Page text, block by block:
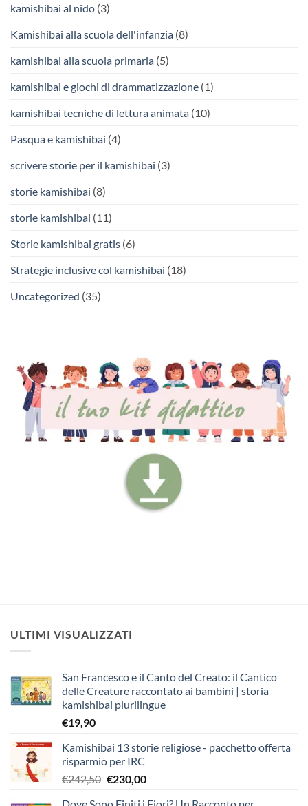
kamishibai al nido (3)
Kamishibai alla scuola dell'infanzia (8)
kamishibai alla scuola primaria (5)
kamishibai e giochi di drammatizzazione (1)
kamishibai tecniche di lettura animata (10)
Pasqua e kamishibai (4)
scrivere storie per il kamishibai (3)
storie kamishibai (8)
storie kamishibai (11)
Storie kamishibai gratis (6)
Strategie inclusive col kamishibai (18)
Uncategorized (35)
ULTIMI VISUALIZZATI
San Francesco e il Canto del Creato: il Cantico
delle Creature raccontato ai bambini | storia
kamishibai plurilingue
€19,90
Kamishibai 13 storie religiose - pacchetto offerta
risparmio per IRC
€242,50 Il
€230,00Il